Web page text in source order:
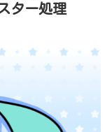
ター処理